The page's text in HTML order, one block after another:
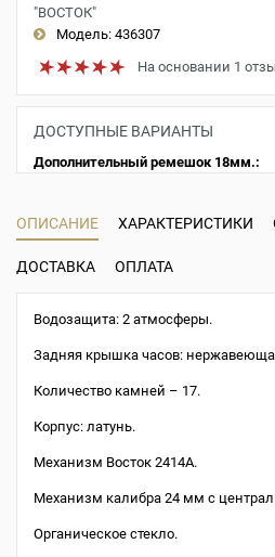
"ВОСТОК"
Модель: 436307
На основании 1
ДОСТУПНЫЕ ВАРИАНТЫ
Дополнительный ремешок 18мм.:
ОПИСАНИЕ ХАРАКТЕРИСТИКИ
ДОСТАВКА ОПЛАТА
Водозащита: 2 атмосферы.
Задняя крышка часов:
Количество камней – 17.
Корпус: латунь.
Механизм Восток 2414А.
Механизм калибра 24 мм с
Органическое стекло.